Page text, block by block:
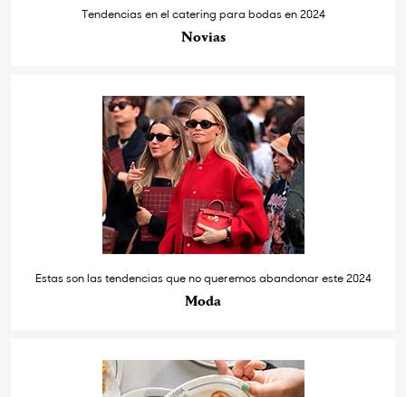
Tendencias en el catering para bodas en 2024
Novias
Estas son las tendencias que no queremos abandonar este 2024
Moda